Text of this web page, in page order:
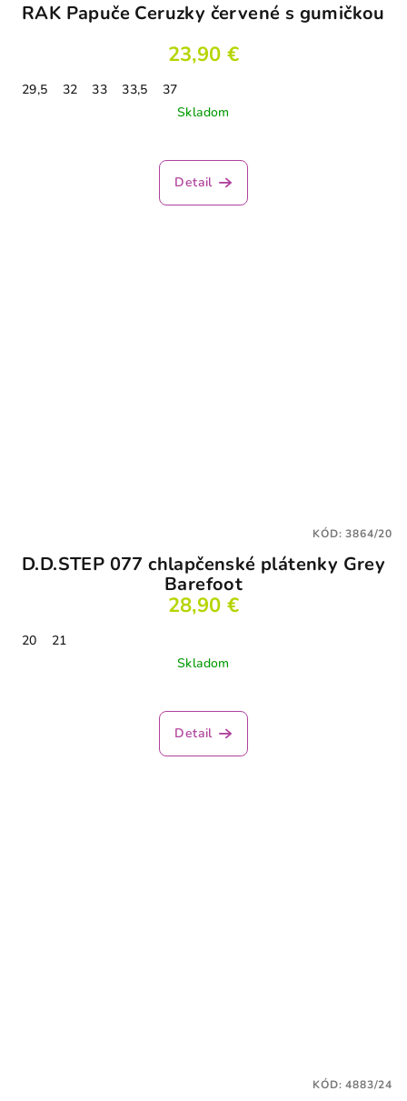
RAK Papuče Ceruzky červené s gumičkou
23,90 €
29,5 32 33 33,5
37
Skladom
Detail
D.D.STEP 077 chlapčenské plátenky Grey
Barefoot
28,90 €
20
21
Skladom
Detail
KÓD:3864/20
KÓD:4883/24